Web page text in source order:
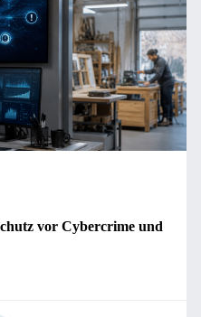
vor Cybercrime und